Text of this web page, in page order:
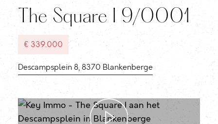
The Square I 9/0001
€ 339.000
Descampsplein 8, 8370 Blankenberge